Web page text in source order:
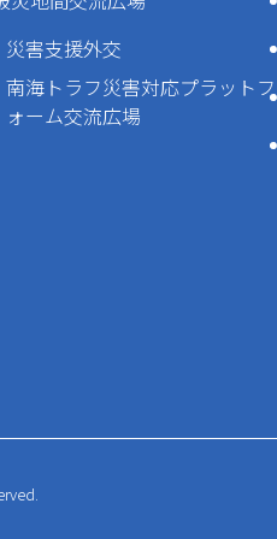
災害支援外交
南海トラフ災害対応プラットフ
ォーム交流広場